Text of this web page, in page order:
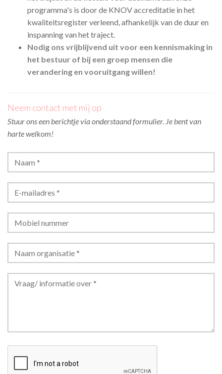
programma's is door de KNOV accreditatie in het
kwaliteitsregister verleend, afhankelijk van de duur en
inspanning van het traject.
Nodig ons vrijblijvend uit voor een kennismaking in
het bestuur of bij een groep mensen die
verandering en vooruitgang willen!
Neem contact met mij op
Stuur ons een berichtje via onderstaand formulier. Je bent van
harte welkom!